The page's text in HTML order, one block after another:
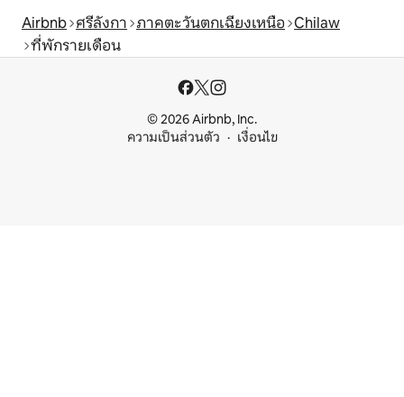
Airbnb ศรีลังกา ภาคตะวันตกเฉียงเหนือ Chilaw
ที่พักรายเดือน
© 2026 Airbnb, Inc.
ความเป็นส่วนตัว
เงื่อนไข